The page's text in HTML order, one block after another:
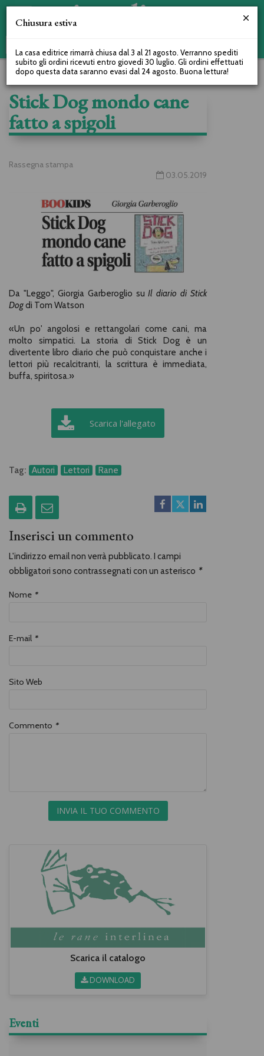
Stick Dog mondo cane
fatto a spigoli
Rassegna stampa
03.05.2019
Da "Leggo", Giorgia Garberoglio suIl diario di Stick
Dogdi Tom Watson
«Un po' angolosi e rettangolari come cani, ma
molto simpatici. La storia di Stick Dog è un
divertente libro diario che può conquistare anche i
lettori più recalcitranti, la scrittura è immediata,
buffa, spiritosa.»
Scarica l'allegato
Tag: Autori Lettori Rane
Inserisci un commento
L'indirizzo email non verrà pubblicato. I campi
obbligatori sono contrassegnati con un asterisco *
Nome *
E-mail *
Sito Web
Commento *
INVIA IL TUO COMMENTO
Scarica il catalogo
DOWNLOAD
Eventi
Chiusura estiva
La casa editrice rimarrà chiusa dal 3 al 21 agosto. Verranno spediti
subito gli ordini ricevuti entro giovedì 30 luglio. Gli ordini effettuati
dopo questa data saranno evasi dal 24 agosto. Buona lettura!